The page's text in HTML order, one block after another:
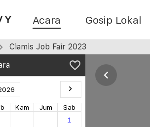
Acara Gosip Lokal
Ciamis Job Fair 2023
Kam Jum
Sab
1